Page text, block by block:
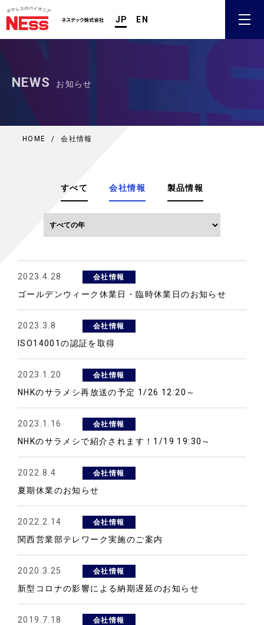
JP EN
NEWS お知らせ
HOME / 会社情報
すべて 会社情報 製品情報
2023.4.28 会社情報
ゴールデンウィーク休業日・臨時休業日のお知らせ
2023.3.8 会社情報
ISO14001の認証を取得
2023.1.20 会社情報
NHKのサラメシ再放送の予定 1/26 12:20～
2023.1.16 会社情報
NHKのサラメシで紹介されます！1/19 19:30～
2022.8.4 会社情報
夏期休業のお知らせ
2022.2.14 会社情報
関西営業部テレワーク実施のご案内
2020.3.25 会社情報
新型コロナの影響による納期遅延のお知らせ
2019.7.18 会社情報